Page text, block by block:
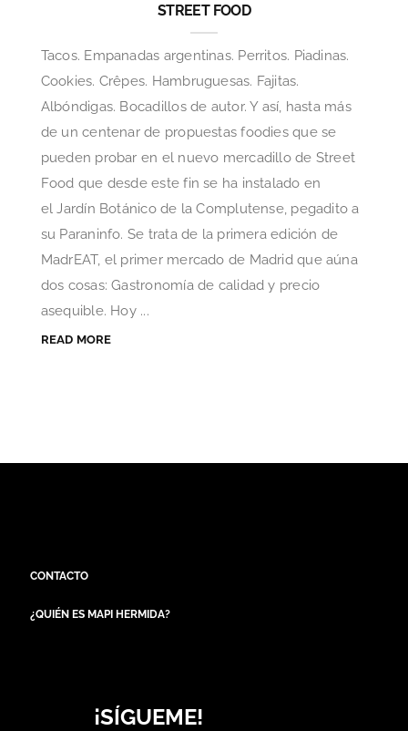
STREET FOOD
Tacos. Empanadas argentinas. Perritos. Piadinas.
Cookies. Crêpes. Hambruguesas. Fajitas.
Albóndigas. Bocadillos de autor. Y así, hasta más
de un centenar de propuestas foodies que se
pueden probar en el nuevo mercadillo de Street
Food que desde este fin se ha instalado en
el Jardín Botánico de la Complutense, pegadito a
su Paraninfo. Se trata de la primera edición de
MadrEAT, el primer mercado de Madrid que aúna
dos cosas: Gastronomía de calidad y precio
asequible. Hoy ...
READ MORE
CONTACTO
¿QUIÉN ES MAPI HERMIDA?
¡SÍGUEME!